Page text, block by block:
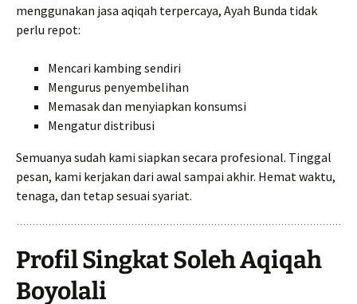
menggunakan jasa aqiqah terpercaya, Ayah Bunda tidak
perlu repot:
Mencari kambing sendiri
Mengurus penyembelihan
Memasak dan menyiapkan konsumsi
Mengatur distribusi
Semuanya sudah kami siapkan secara profesional. Tinggal
pesan, kami kerjakan dari awal sampai akhir. Hemat waktu,
tenaga, dan tetap sesuai syariat.
Profil Singkat Soleh Aqiqah
Boyolali